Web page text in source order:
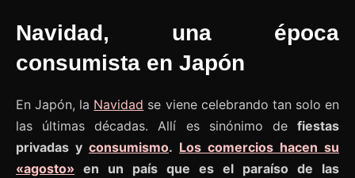
Navidad, una época
consumista en Japón
En Japón, la Navidad se viene celebrando tan solo en
las últimas décadas. Allí es sinónimo de fiestas
privadas y consumismo. Los comercios hacen su
«agosto» en un país que es el paraíso de las